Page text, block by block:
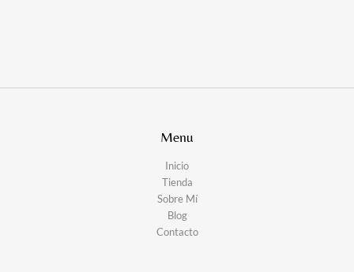
Menu
Inicio
Tienda
Sobre Mí
Blog
Contacto